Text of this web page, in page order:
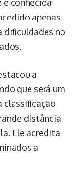
é conhecida
apenas
dificuldades no
a
que será um
classificação
distância
Ele acredita
a